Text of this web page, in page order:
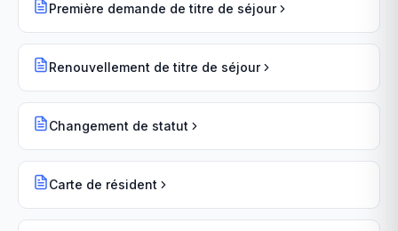
Première demande de titre de séjour
Renouvellement de titre de séjour
Changement de statut
Carte de résident